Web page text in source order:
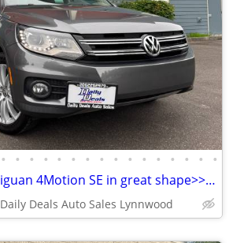
• • • • • • • • • • • • • • • •
2016 Volkswagen Tiguan 4Motion SE in great shape>>Only 114K<<
Daily Deals Auto Sales Lynnwood